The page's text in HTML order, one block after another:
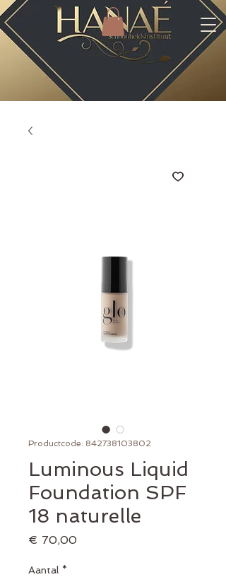
Productcode: 842738103802
Luminous Liquid
Foundation SPF
18 naturelle
€ 70,00Prijs
Aantal *